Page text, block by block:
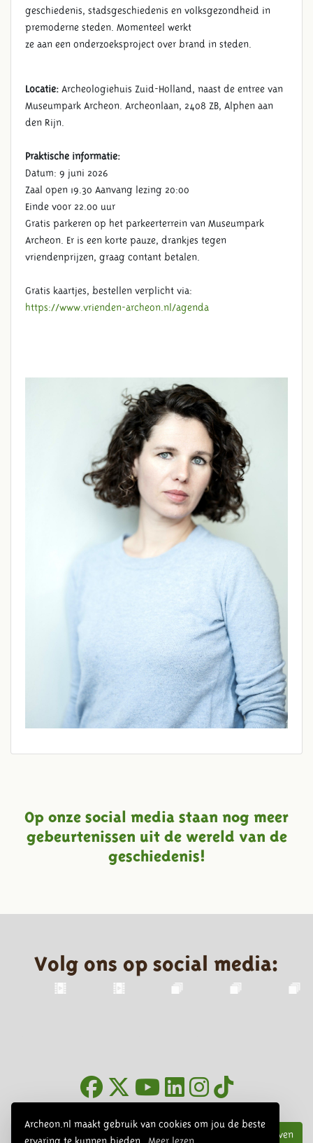
Archeon.nl maakt gebruik van cookies om jou de beste
geschiedenis, stadsgeschiedenis en volksgezondheid in
premoderne steden. Momenteel werkt
ze aan een onderzoeksproject over brand in steden.
Locatie: Archeologiehuis Zuid-Holland, naast de entree van
Museumpark Archeon. Archeonlaan, 2408 ZB, Alphen aan
den Rijn.
Praktische informatie:
Datum: 9 juni 2026
Zaal open 19.30 Aanvang lezing 20:00
Einde voor 22.00 uur
Gratis parkeren op het parkeerterrein van Museumpark
Archeon. Er is een korte pauze, drankjes tegen
vriendenprijzen, graag contant betalen.
Gratis kaartjes, bestellen verplicht via:
https://www.vrienden-archeon.nl/agenda
Op onze social media staan nog meer
gebeurtenissen uit de wereld van de
geschiedenis!
Volg ons op social media:
Inschrijven